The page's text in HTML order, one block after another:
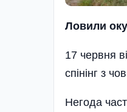
Ловили
17 червня
спінінг з
Негода